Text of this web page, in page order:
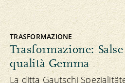
TRASFORMAZIONE
Trasformazione:
qualità Gemma
La ditta Gautschi